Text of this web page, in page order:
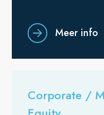
Meer info
Corporate /